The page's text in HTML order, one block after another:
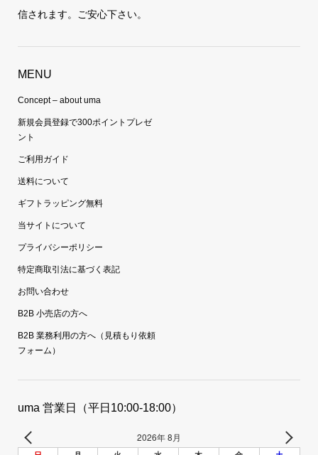
信されます。ご安心下さい。
MENU
Concept – about uma
新規会員登録で300ポイントプレゼ
ント
ご利用ガイド
送料について
ギフトラッピング無料
当サイトについて
プライバシーポリシー
特定商取引法に基づく表記
お問い合わせ
B2B 小売店の方へ
B2B 業務利用の方へ（見積もり依頼
フォーム）
uma 営業日（平日10:00-18:00）
2026年 8月